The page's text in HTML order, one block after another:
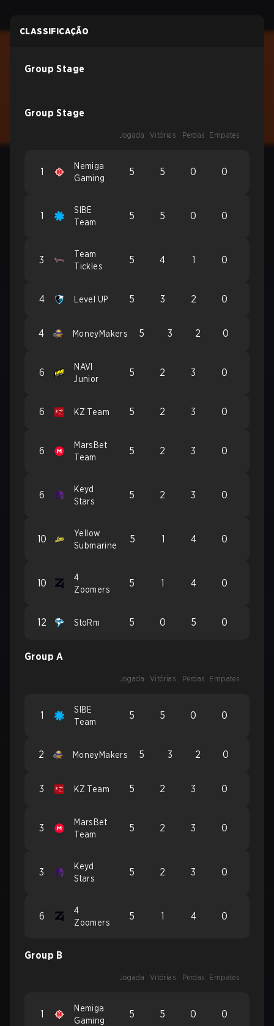
CLASSIFICAÇÃO
Group Stage
Group Stage
Jogada Vitórias Perdas Empates
1
Nemiga
Gaming
5 5 0 0
1
SIBE
Team
5 5 0 0
3
Team
Tickles
5 4 1 0
4 Level UP 5 3 2 0
4 MoneyMakers 5 3 2 0
6
NAVI
Junior
5 2 3 0
6 KZ Team 5 2 3 0
6
MarsBet
Team
5 2 3 0
6
Keyd
Stars
5 2 3 0
10
Yellow
Submarine
5 1 4 0
10
4
Zoomers
5 1 4 0
12 StoRm 5 0 5 0
Group A
Jogada Vitórias Perdas Empates
1
SIBE
Team
5 5 0 0
2 MoneyMakers 5 3 2 0
3 KZ Team 5 2 3 0
3
MarsBet
Team
5 2 3 0
3
Keyd
Stars
5 2 3 0
6
4
Zoomers
5 1 4 0
Group B
Jogada Vitórias Perdas Empates
1
Nemiga
Gaming
5 5 0 0